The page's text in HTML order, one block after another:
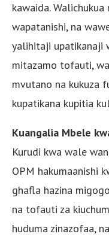
kawaida.
wapatanishi, na
yalihitaji upatikanaji
mitazamo tofauti,
mvutano na kukuza
kupatikana kupitia
Kuangalia Mbele
Kurudi kwa wale
OPM hakumaanishi
ghafla hazina
na tofauti za
huduma zinazofaa,